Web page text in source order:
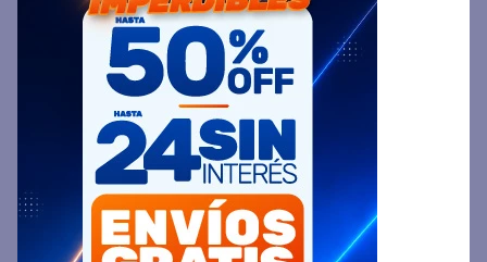
CONTIGO
Termo CONTIGO
THERMAL BOTTLE Acero
Inoxidable 739 ML Acero
499 45 % OFF
PRECIO CONTADO
THERMAL BOTTLE Acero
Inoxidable Con Manija
1183 ML Negro Mate
$ 148 45 %
PRECIO CONTADO